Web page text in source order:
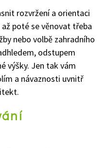
rozvržení a orientaci
až poté se věnovat třeba
nebo volbě zahradního
odstupem
výšky. Jen tak vám
a návaznosti uvnitř
.